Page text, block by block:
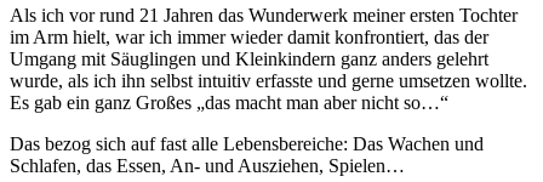
Als ich vor rund 21 Jahren das Wunderwerk meiner ersten Tochter
im Arm hielt, war ich immer wieder damit konfrontiert, das der
Umgang mit Säuglingen und Kleinkindern ganz anders gelehrt
wurde, als ich ihn selbst intuitiv erfasste und gerne umsetzen wollte.
Es gab ein ganz Großes „das macht man aber nicht so…“
Das bezog sich auf fast alle Lebensbereiche: Das Wachen und
Schlafen, das Essen, An- und Ausziehen, Spielen…